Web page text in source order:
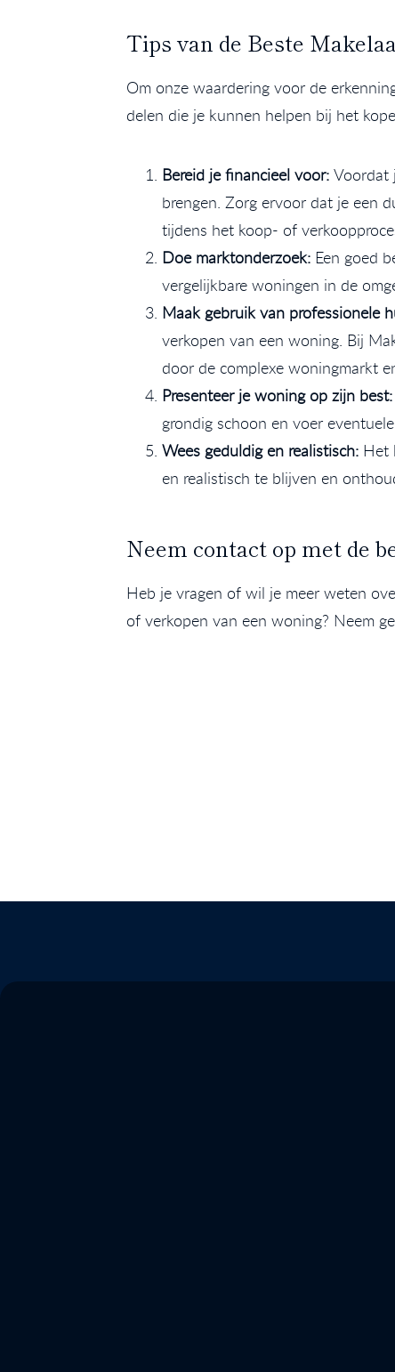
Tips van de Beste
Om onze waardering voor de
delen die je kunnen helpen bij het
Bereid je financieel voor: Voordat
brengen. Zorg ervoor dat je een
tijdens het koop- of
Doe marktonderzoek: Een goed
vergelijkbare woningen in de
Maak gebruik van professionele
verkopen van een woning. Bij
door de complexe woningmarkt
Presenteer je woning op zijn best:
grondig schoon en voer
Wees geduldig en realistisch: Het
en realistisch te blijven en
Neem contact op met de
Heb je vragen of wil je meer weten
of verkopen van een woning? Neem